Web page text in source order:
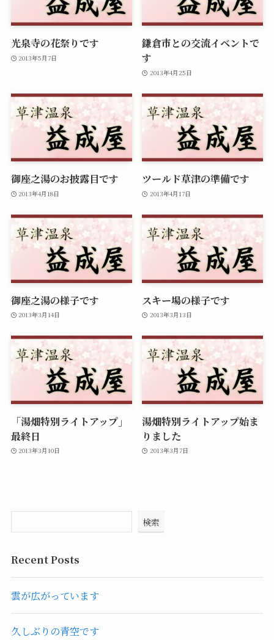
光泉寺の花祭りです
2013年5月7日
鎌倉市との交流イベントで
す
2013年4月25日
御座之湯のお披露目です
2013年4月18日
ツールド草津の準備です
2013年4月17日
御座之湯の様子です
2013年3月14日
スキー場の様子です
2013年3月13日
「湯畑特別ライトアップ」
最終日
2013年3月10日
湯畑特別ライトアップ始ま
りました
2013年3月7日
検索
Recent Posts
雲が広がっています
久しぶりの青空です